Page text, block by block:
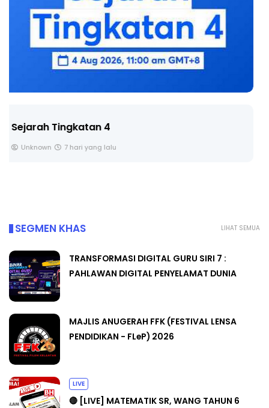
LIVE
🔴 [LIVE] PRINSIP PERAKAUNAN, BEDAH TUNTAS
LIHAT SEMUA
SEGMEN KHAS
TRANSFORMASI DIGITAL GURU SIRI 7 :
PAHLAWAN DIGITAL PENYELAMAT DUNIA
MAJLIS ANUGERAH FFK (FESTIVAL LENSA
PENDIDIKAN - FLeP) 2026
LIVE
🔴 [LIVE] MATEMATIK SR, WANG TAHUN 6